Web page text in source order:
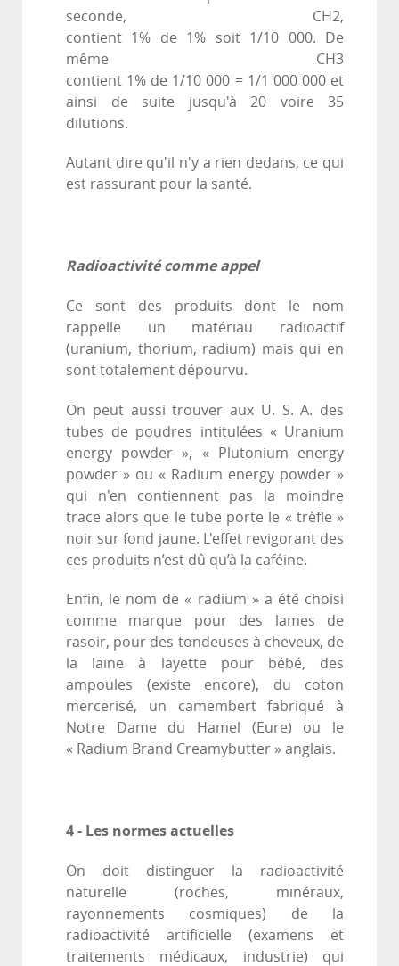
seconde, CH2,
contient 1% de 1% soit 1/10 000. De
même CH3
contient 1% de 1/10 000 = 1/1 000 000 et
ainsi de suite jusqu'à 20 voire 35
dilutions.
Autant dire qu'il n'y a rien dedans, ce qui
est rassurant pour la santé.
Radioactivité comme appel
Ce sont des produits dont le nom
rappelle un matériau radioactif
(uranium, thorium, radium) mais qui en
sont totalement dépourvu.
On peut aussi trouver aux U. S. A. des
tubes de poudres intitulées « Uranium
energy powder », « Plutonium energy
powder » ou « Radium energy powder »
qui n'en contiennent pas la moindre
trace alors que le tube porte le « trèfle »
noir sur fond jaune. L'effet revigorant des
ces produits n’est dû qu’à la caféine.
Enfin, le nom de « radium » a été choisi
comme marque pour des lames de
rasoir, pour des tondeuses à cheveux, de
la laine à layette pour bébé, des
ampoules (existe encore), du coton
mercerisé, un camembert fabriqué à
Notre Dame du Hamel (Eure) ou le
« Radium Brand Creamybutter » anglais.
4 - Les normes actuelles
On doit distinguer la radioactivité
naturelle (roches, minéraux,
rayonnements cosmiques) de la
radioactivité artificielle (examens et
traitements médicaux, industrie) qui